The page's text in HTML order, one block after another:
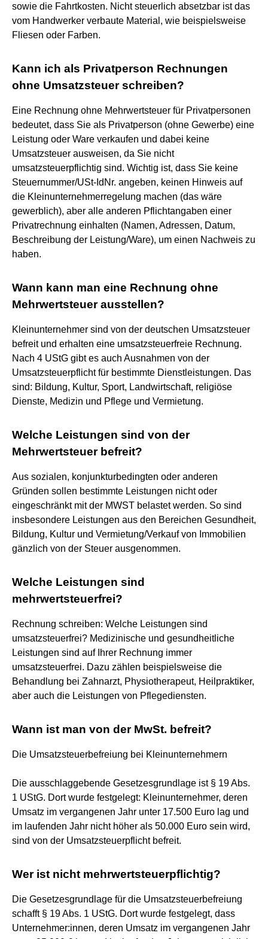
sowie die Fahrtkosten. Nicht steuerlich absetzbar ist das
vom Handwerker verbaute Material, wie beispielsweise
Fliesen oder Farben.
Kann ich als Privatperson Rechnungen
ohne Umsatzsteuer schreiben?
Eine Rechnung ohne Mehrwertsteuer für Privatpersonen
bedeutet, dass Sie als Privatperson (ohne Gewerbe) eine
Leistung oder Ware verkaufen und dabei keine
Umsatzsteuer ausweisen, da Sie nicht
umsatzsteuerpflichtig sind. Wichtig ist, dass Sie keine
Steuernummer/USt-IdNr. angeben, keinen Hinweis auf
die Kleinunternehmerregelung machen (das wäre
gewerblich), aber alle anderen Pflichtangaben einer
Privatrechnung einhalten (Namen, Adressen, Datum,
Beschreibung der Leistung/Ware), um einen Nachweis zu
haben.
Wann kann man eine Rechnung ohne
Mehrwertsteuer ausstellen?
Kleinunternehmer sind von der deutschen Umsatzsteuer
befreit und erhalten eine umsatzsteuerfreie Rechnung.
Nach 4 UStG gibt es auch Ausnahmen von der
Umsatzsteuerpflicht für bestimmte Dienstleistungen. Das
sind: Bildung, Kultur, Sport, Landwirtschaft, religiöse
Dienste, Medizin und Pflege und Vermietung.
Welche Leistungen sind von der
Mehrwertsteuer befreit?
Aus sozialen, konjunkturbedingten oder anderen
Gründen sollen bestimmte Leistungen nicht oder
eingeschränkt mit der MWST belastet werden. So sind
insbesondere Leistungen aus den Bereichen Gesundheit,
Bildung, Kultur und Vermietung/Verkauf von Immobilien
gänzlich von der Steuer ausgenommen.
Welche Leistungen sind
mehrwertsteuerfrei?
Rechnung schreiben: Welche Leistungen sind
umsatzsteuerfrei? Medizinische und gesundheitliche
Leistungen sind auf Ihrer Rechnung immer
umsatzsteuerfrei. Dazu zählen beispielsweise die
Behandlung bei Zahnarzt, Physiotherapeut, Heilpraktiker,
aber auch die Leistungen von Pflegediensten.
Wann ist man von der MwSt. befreit?
Die Umsatzsteuerbefreiung bei Kleinunternehmern
Die ausschlaggebende Gesetzesgrundlage ist § 19 Abs.
1 UStG. Dort wurde festgelegt: Kleinunternehmer, deren
Umsatz im vergangenen Jahr unter 17.500 Euro lag und
im laufenden Jahr nicht höher als 50.000 Euro sein wird,
sind von der Umsatzsteuerpflicht befreit.
Wer ist nicht mehrwertsteuerpflichtig?
Die Gesetzesgrundlage für die Umsatzsteuerbefreiung
schafft § 19 Abs. 1 UStG. Dort wurde festgelegt, dass
Unternehmer:innen, deren Umsatz im vergangenen Jahr